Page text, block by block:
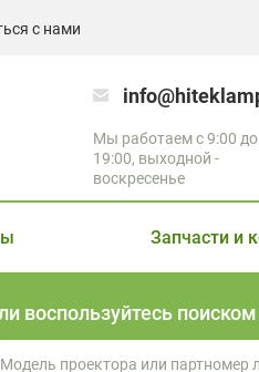
с нами
Мы работаем с 9:00 до
19:00, выходной -
воскресенье
Запчасти и
воспользуйтесь поиском